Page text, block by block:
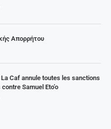
Απορρήτου
Caf annule toutes les sanctions
Samuel Eto’o